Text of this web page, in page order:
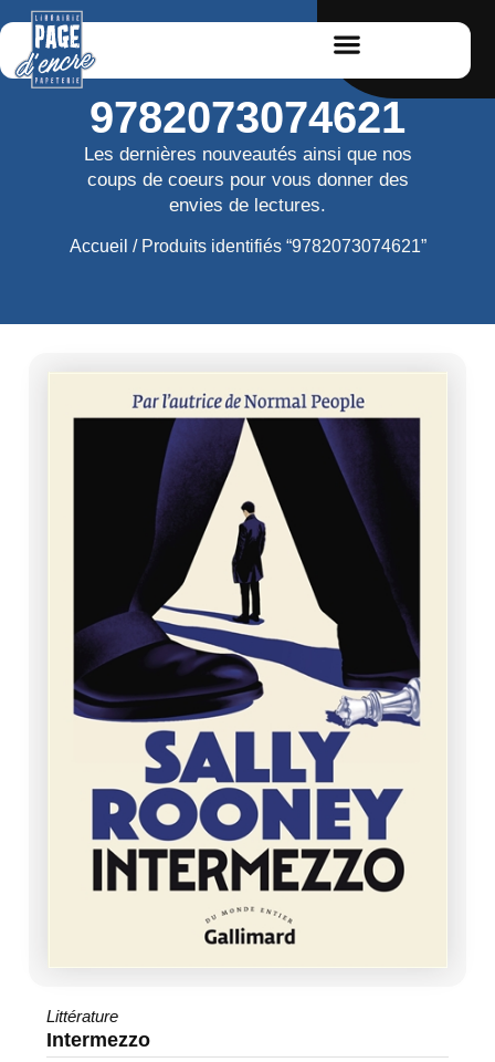
9782073074621
Les dernières nouveautés ainsi que nos
coups de coeurs pour vous donner des
envies de lectures.
Accueil / Produits identifiés “9782073074621”
Littérature
Intermezzo